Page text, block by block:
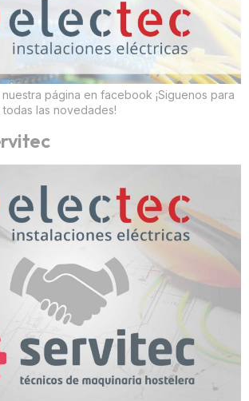
página en facebook ¡Siguenos para
las novedades!